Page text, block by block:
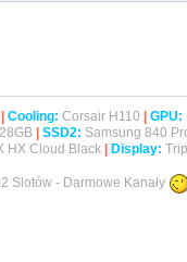
| Cooling: Corsair H110 | GPU:
| SSD2: Samsung 840
HX Cloud Black |Display:
Slotów - Darmowe Kanały